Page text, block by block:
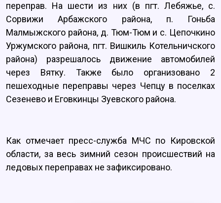
переправ. На шести из них (в пгт. Лебяжье, с.
Сорвижи Арбажского района, п. Гоньба
Малмыжского района, д. Тюм-Тюм и с. Цепочкино
Уржумского района, пгт. Вишкиль Котельничского
района) разрешалось движение автомобилей
через Вятку. Также было организовано 2
пешеходные переправы через Чепцу в поселках
Сезенево и Еговкинцы Зуевского района.
Как отмечает пресс-служба МЧС по Кировской
области, за весь зимний сезон происшествий на
ледовых переправах не зафиксировано.